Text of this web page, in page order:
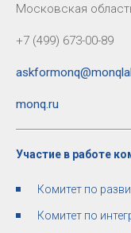
Московская
+7 (499) 673-00-89
monq.ru
Участие в работе
Комитет по
Комитет по